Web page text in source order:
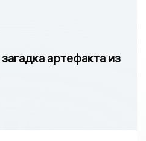
артефакта из